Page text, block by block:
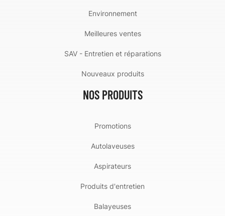
Environnement
Meilleures ventes
SAV - Entretien et réparations
Nouveaux produits
NOS PRODUITS
Promotions
Autolaveuses
Aspirateurs
Produits d'entretien
Balayeuses